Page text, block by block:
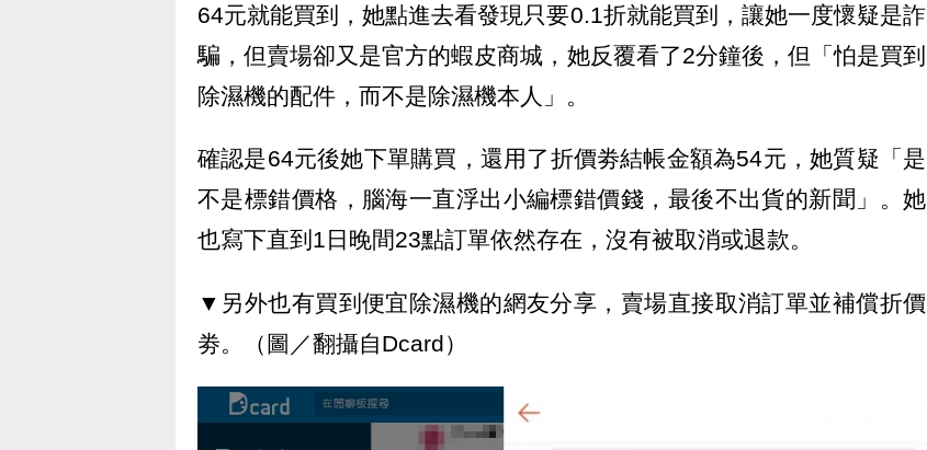
64元就能買到，她點進去看發現只要0.1折就能買到，讓她一度懷疑是詐
騙，但賣場卻又是官方的蝦皮商城，她反覆看了2分鐘後，但「怕是買到
除濕機的配件，而不是除濕機本人」。
確認是64元後她下單購買，還用了折價劵結帳金額為54元，她質疑「是
不是標錯價格，腦海一直浮出小編標錯價錢，最後不出貨的新聞」。她
也寫下直到1日晚間23點訂單依然存在，沒有被取消或退款。
▼另外也有買到便宜除濕機的網友分享，賣場直接取消訂單並補償折價
劵。（圖／翻攝自Dcard）